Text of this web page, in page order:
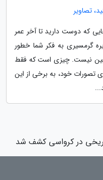
تصاویر
که دوست دارید تا آخر عمر
گرمسیری به فکر شما خطور
نیست. چیزی است که فقط
تصورات خود، به برخی از این